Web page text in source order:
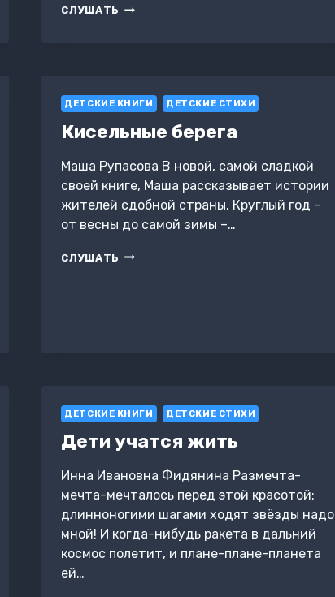
СЛУШАТЬ МОЙ
ДЕТСКИЕ КНИГИ ДЕТСКИЕ СТИХИ
Кисельные берега
Маша Рупасова В новой, самой сладкой
своей книге, Маша рассказывает истории
жителей сдобной страны. Круглый год –
от весны до самой зимы –…
СЛУШАТЬ КИСЕЛЬНЫЕ
ДЕТСКИЕ КНИГИ ДЕТСКИЕ СТИХИ
Дети учатся жить
Инна Ивановна Фидянина Размечта-
мечта-мечталось перед этой красотой:
длинноногими шагами ходят звёзды надо
мной! И когда-нибудь ракета в дальний
космос полетит, и плане-плане-планета
ей…